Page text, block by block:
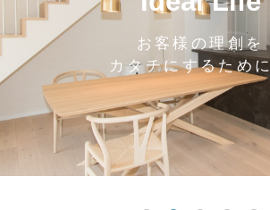
お客様の理創を
カタチにするため